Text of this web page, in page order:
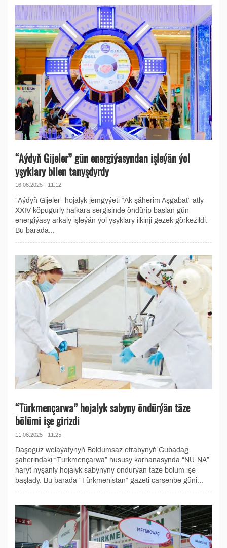
“Aýdyň Gijeler” gün energiýasyndan işleýän ýol
yşyklary bilen tanyşdyrdy
16.06.2025 - 11:12
“Aýdyň Gijeler” hojalyk jemgyýeti “Ak şäherim Aşgabat” atly
XXIV köpugurly halkara sergisinde öndürip başlan gün
energiýasy arkaly işleýän ýol yşyklary ilkinji gezek görkezildi.
Bu barada...
“Türkmençarwa” hojalyk sabyny öndürýän täze
bölümi işe girizdi
11.06.2025 - 11:25
Daşoguz welaýatynyň Boldumsaz etrabynyň Gubadag
şäherindäki “Türkmençarwa” hususy kärhanasynda “NU-NA”
haryt nyşanly hojalyk sabynyny öndürýän täze bölüm işe
başlady. Bu barada “Türkmenistan” gazeti çarşenbe güni...